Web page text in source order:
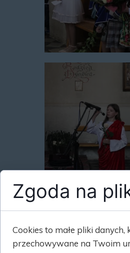
Zgoda na
Cookies to małe pliki danych,
przechowywane na Twoim